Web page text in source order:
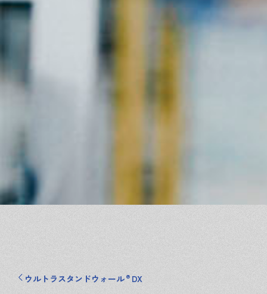
ウルトラスタンドウォール ® DX